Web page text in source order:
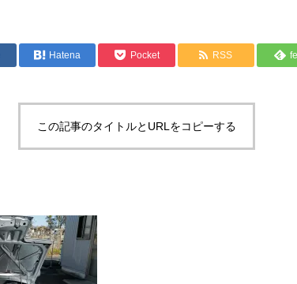
GERMANY ILTALIA
Hatena Pocket RSS
この記事のタイトルとURLをコピーする